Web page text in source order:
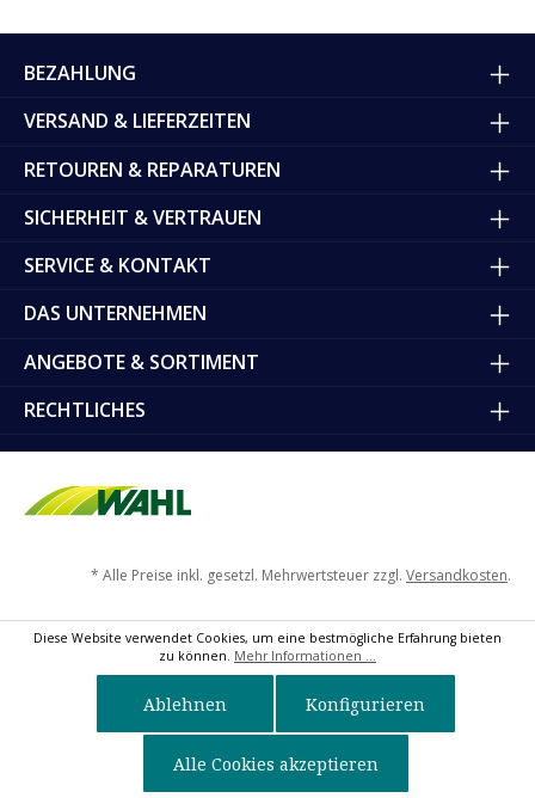
BEZAHLUNG
VERSAND & LIEFERZEITEN
RETOUREN & REPARATUREN
SICHERHEIT & VERTRAUEN
SERVICE & KONTAKT
DAS UNTERNEHMEN
ANGEBOTE & SORTIMENT
RECHTLICHES
* Alle Preise inkl. gesetzl. Mehrwertsteuer zzgl. Versandkosten.
Diese Website verwendet Cookies, um eine bestmögliche Erfahrung bieten
zu können. Mehr Informationen ...
Ablehnen Konfigurieren
Alle Cookies akzeptieren